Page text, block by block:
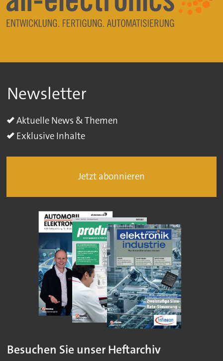
Newsletter
Aktuelle News & Themen
Exklusive Inhalte
Jetzt abonnieren
Besuchen Sie unser Heftarchiv